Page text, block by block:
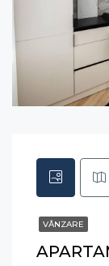
VÂNZARE